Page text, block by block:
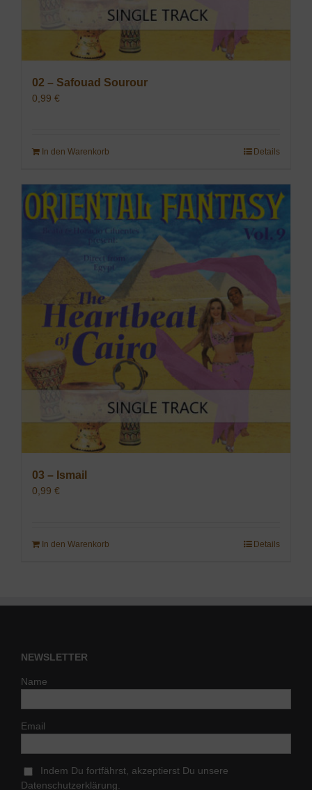
02 – Safouad Sourour
0,99 €
In den Warenkorb Details
03 – Ismail
0,99 €
In den Warenkorb Details
NEWSLETTER
Name
Email
Indem Du fortfährst, akzeptierst Du unsere
Datenschutzerklärung.